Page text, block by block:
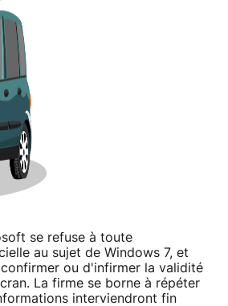
se refuse à toute
au sujet de Windows 7, et
ou d'infirmer la validité
La firme se borne à répéter
interviendront fin